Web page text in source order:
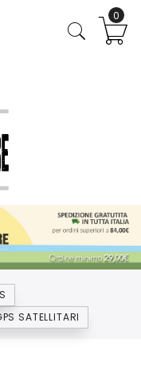
SATELLITARI